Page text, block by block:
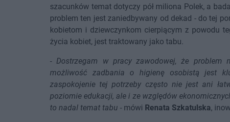
szacunków temat dotyczy pół miliona Polek, a
problem ten jest zaniedbywany od dekad - do tej
kobietom i dziewczynkom cierpiącym z powodu
życia kobiet, jest traktowany jako tabu.
-Dostrzegam w pracy zawodowej, że
możliwość zadbania o higienę osobistą jest
zaspokojenie tej potrzeby często nie jest ani
poziomie edukacji, ale i ze względów
to nadal temat tabu - mówi Renata Szkatulska,